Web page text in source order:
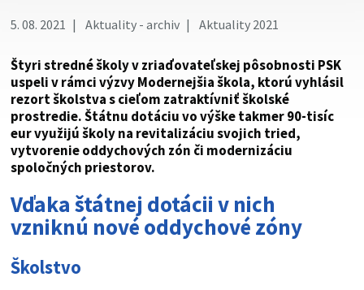
5. 08. 2021 Aktuality - archiv Aktuality 2021
Štyri stredné školy v zriaďovateľskej pôsobnosti PSK
uspeli v rámci výzvy Modernejšia škola, ktorú vyhlásil
rezort školstva s cieľom zatraktívniť školské
prostredie. Štátnu dotáciu vo výške takmer 90-tisíc
eur využijú školy na revitalizáciu svojich tried,
vytvorenie oddychových zón či modernizáciu
spoločných priestorov.
Vďaka štátnej dotácii v nich
vzniknú nové oddychové zóny
Školstvo